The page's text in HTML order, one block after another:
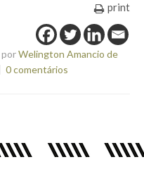
print
porWelington Amancio de
0 comentários